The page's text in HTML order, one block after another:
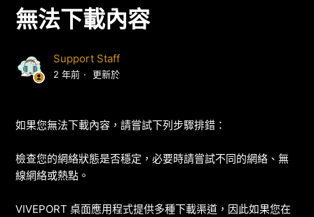
無法下載內容
Support Staff
2 年前 更新於
如果您無法下載內容，請嘗試下列步驟排錯：
檢查您的網絡狀態是否穩定，必要時請嘗試不同的網絡、無
線網絡或熱點。
VIVEPORT 桌面應用程式提供多種下載渠道，因此如果您在